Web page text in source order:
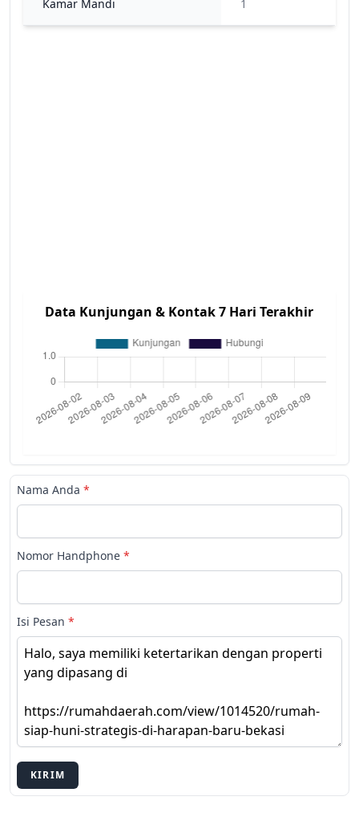
Kamar Mandi 1
Data Kunjungan & Kontak 7 Hari Terakhir
Nama Anda *
Nomor Handphone *
Isi Pesan *
KIRIM